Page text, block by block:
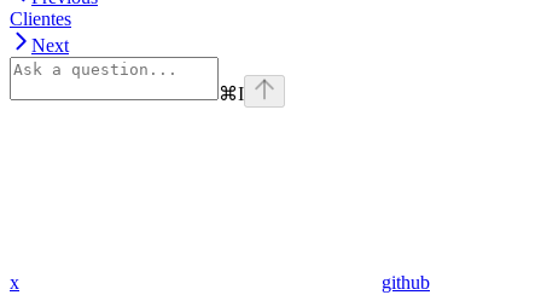
Clientes
Next
⌘I
x github